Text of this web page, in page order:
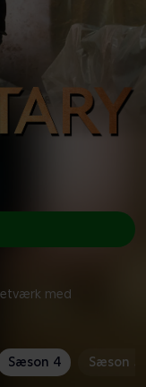
med
Sæson 4 Sæson 5